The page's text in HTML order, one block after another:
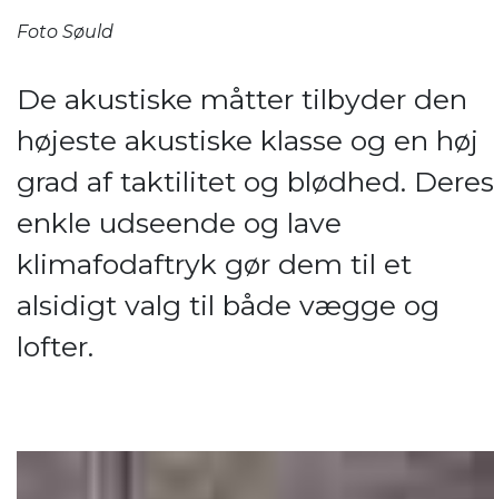
Foto Søuld
De akustiske måtter tilbyder den
højeste akustiske klasse og en høj
grad af taktilitet og blødhed. Deres
enkle udseende og lave
klimafodaftryk gør dem til et
alsidigt valg til både vægge og
lofter.